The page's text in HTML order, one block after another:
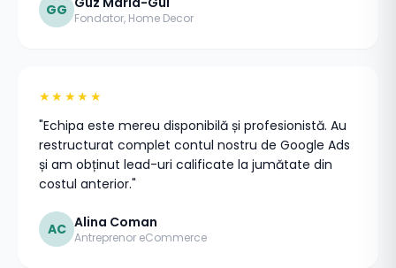
GG Fondator, Home Decor
★★★★★
"Echipa este mereu disponibilă și profesionistă. Au
restructurat complet contul nostru de Google Ads
și am obținut lead-uri calificate la jumătate din
costul anterior."
AC Alina Coman
Antreprenor eCommerce